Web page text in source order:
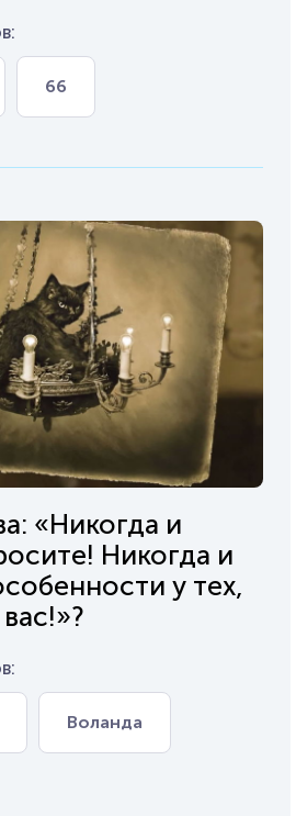
66
«Никогда и
Никогда и
у тех,
Воланда